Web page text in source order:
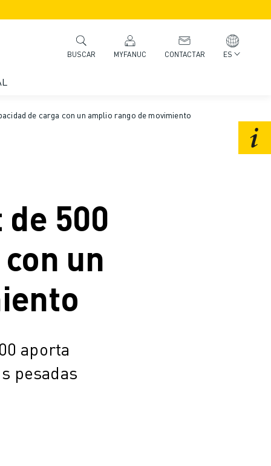
BUSCAR MYFANUC CONTACTAR ES
de carga con un amplio rango de movimiento
500
un
aporta
pesadas